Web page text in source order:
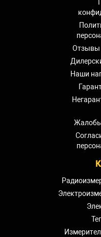
Отзывы
Наши